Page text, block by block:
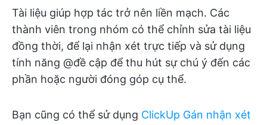
Tài liệu giúp hợp tác trở nên liền mạch. Các
thành viên trong nhóm có thể chỉnh sửa tài liệu
đồng thời, để lại nhận xét trực tiếp và sử dụng
tính năng @đề cập để thu hút sự chú ý đến các
phần hoặc người đóng góp cụ thể.
Bạn cũng có thể sử dụng ClickUp Gán nhận xét